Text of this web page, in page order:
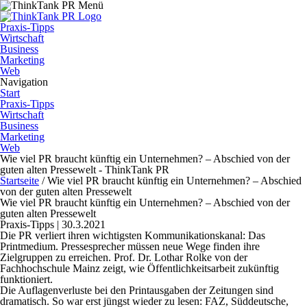
Praxis-Tipps
Wirtschaft
Business
Marketing
Web
Navigation
Start
Praxis-Tipps
Wirtschaft
Business
Marketing
Web
Wie viel PR braucht künftig ein Unternehmen? – Abschied von der
guten alten Pressewelt - ThinkTank PR
Startseite / Wie viel PR braucht künftig ein Unternehmen? – Abschied
von der guten alten Pressewelt
Wie viel PR braucht künftig ein Unternehmen? – Abschied von der
guten alten Pressewelt
Praxis-Tipps | 30.3.2021
Die PR verliert ihren wichtigsten Kommunikationskanal: Das
Printmedium. Pressesprecher müssen neue Wege finden ihre
Zielgruppen zu erreichen. Prof. Dr. Lothar Rolke von der
Fachhochschule Mainz zeigt, wie Öffentlichkeitsarbeit zukünftig
funktioniert.
Die Auflagenverluste bei den Printausgaben der Zeitungen sind
dramatisch. So war erst jüngst wieder zu lesen: FAZ, Süddeutsche,